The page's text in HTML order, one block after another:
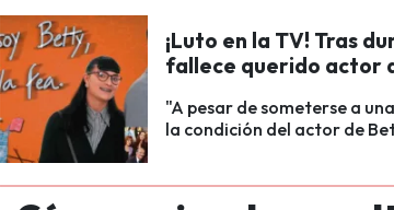
¡Luto en la TV! Tras
fallece querido actor
"A pesar de someterse a
la condición del actor de